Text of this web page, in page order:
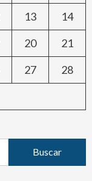
13
14
20
21
27
28